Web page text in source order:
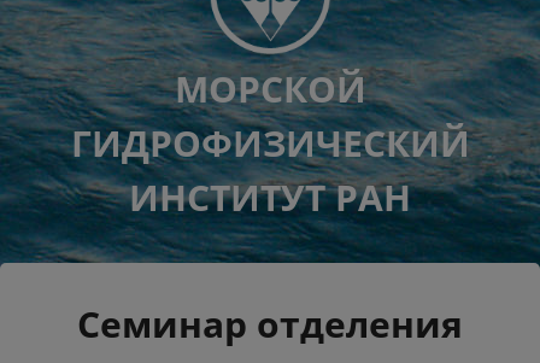
МОРСКОЙ
ГИДРОФИЗИЧЕСКИЙ
ИНСТИТУТ РАН
Семинар отделения